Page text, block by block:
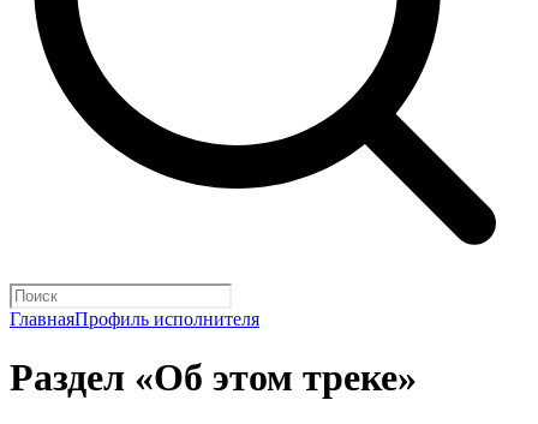
ГлавнаяПрофиль исполнителя
Раздел «Об этом треке»